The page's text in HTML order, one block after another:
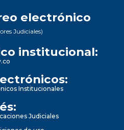
electrónico
Judiciales)
institucional:
Institucionales
Judiciales